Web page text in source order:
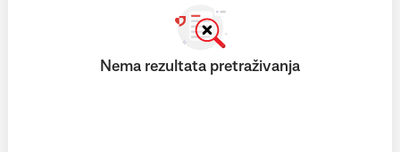
Nema rezultata pretraživanja